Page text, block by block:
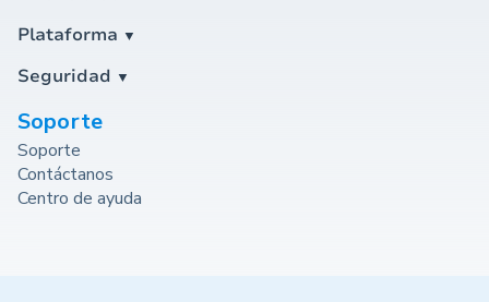
Plataforma
Seguridad
Soporte
Soporte
Contáctanos
Centro de ayuda